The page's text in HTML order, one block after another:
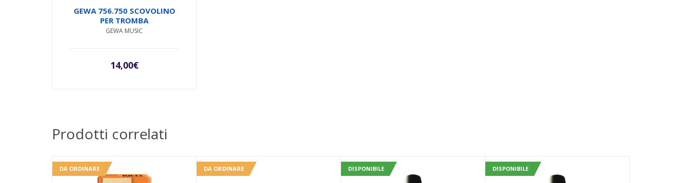
GEWA 756.750 SCOVOLINO
PER TROMBA
GEWA MUSIC
14,00€
Prodotti correlati
DA ORDINARE DA ORDINARE DISPONIBILE DISPONIBILE